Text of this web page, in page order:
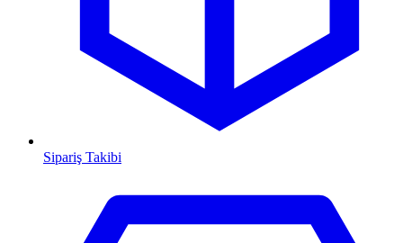
Sipariş Takibi